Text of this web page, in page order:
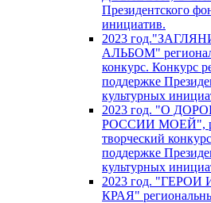
Президентского
инициатив.
2023
АЛЬБОМ"
конкурс. Конкурс
поддержке
культурных
2023 год. "О
РОССИИ МОЕЙ",
творческий
поддержке
культурных
2023 год.
КРАЯ"